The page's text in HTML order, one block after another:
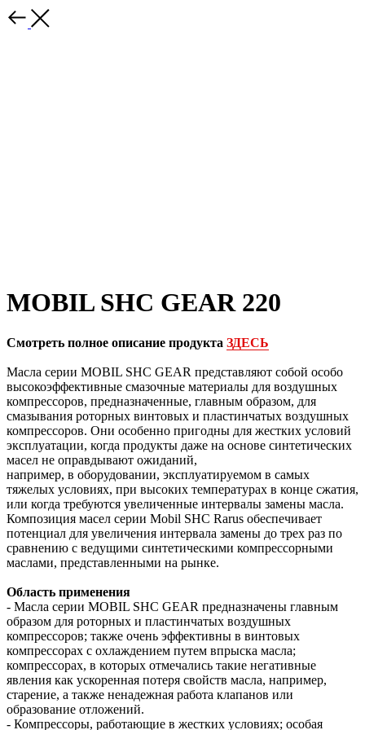
MOBIL SHC GEAR 220
Смотреть полное описание продукта ЗДЕСЬ
Масла серии MOBIL SHC GEAR представляют собой особо
высокоэффективные смазочные материалы для воздушных
компрессоров, предназначенные, главным образом, для
смазывания роторных винтовых и пластинчатых воздушных
компрессоров. Они особенно пригодны для жестких условий
эксплуатации, когда продукты даже на основе синтетических
масел не оправдывают ожиданий,
например, в оборудовании, эксплуатируемом в самых
тяжелых условиях, при высоких температурах в конце сжатия,
или когда требуются увеличенные интервалы замены масла.
Композиция масел серии Mobil SHC Rarus обеспечивает
потенциал для увеличения интервала замены до трех раз по
сравнению с ведущими синтетическими компрессорными
маслами, представленными на рынке.
Область применения
- Масла серии MOBIL SHC GEAR предназначены главным
образом для роторных и пластинчатых воздушных
компрессоров; также очень эффективны в винтовых
компрессорах с охлаждением путем впрыска масла;
компрессорах, в которых отмечались такие негативные
явления как ускоренная потеря свойств масла, например,
старение, а также ненадежная работа клапанов или
образование отложений.
- Компрессоры, работающие в жестких условиях; особая